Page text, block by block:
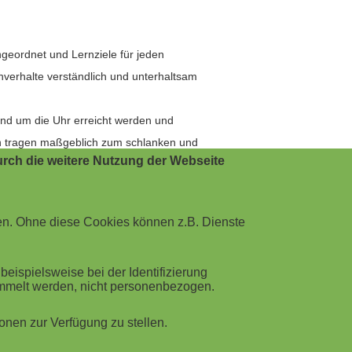
und Lernziele für jeden
verständlich und unterhaltsam
um die Uhr erreicht werden und
maßgeblich zum schlanken und
die weitere Nutzung der Webseite
Ohne diese Cookies können z.B. Dienste
bei der Identifizierung
werden, nicht personenbezogen.
zur Verfügung zu stellen.